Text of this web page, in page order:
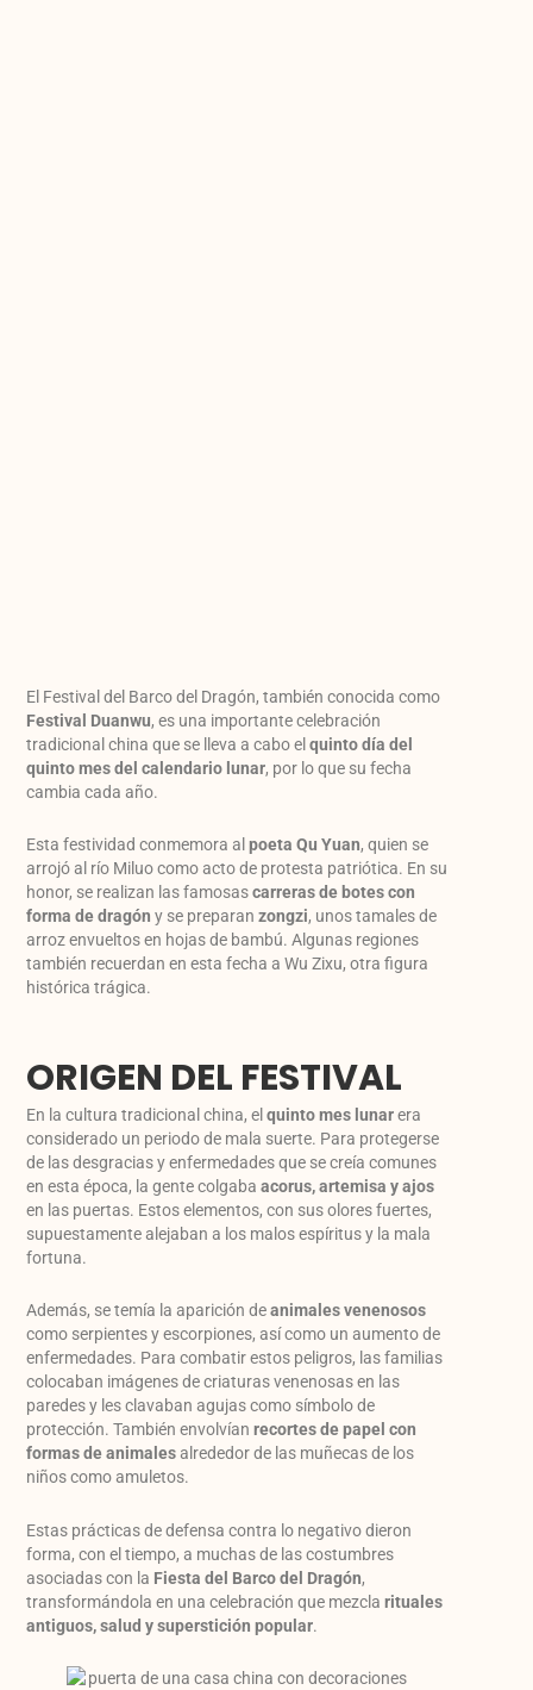
El Festival del Barco del Dragón, también conocida como
Festival Duanwu, es una importante celebración
tradicional china que se lleva a cabo elquinto día del
quinto mes del calendario lunar, por lo que su fecha
cambia cada año.
Esta festividad conmemora alpoeta Qu Yuan, quien se
arrojó al río Miluo como acto de protesta patriótica. En su
honor, se realizan las famosascarreras de botes con
forma de dragón y se preparanzongzi, unos tamales de
arroz envueltos en hojas de bambú.Algunas regiones
también recuerdan en esta fecha a Wu Zixu, otra figura
histórica trágica.
ORIGEN DEL FESTIVAL
En la cultura tradicional china, elquinto mes lunarera
considerado un periodo de mala suerte. Para protegerse
de las desgracias y enfermedades que se creía comunes
en esta época, la gente colgabaacorus, artemisa y ajos
en las puertas. Estos elementos, con sus olores fuertes,
supuestamente alejaban a los malos espíritus y la mala
fortuna.
Además, se temía la aparición deanimales venenosos
como serpientes y escorpiones, así como un aumento de
enfermedades. Para combatir estos peligros, las familias
colocaban imágenes de criaturas venenosas en las
paredes y les clavaban agujas como símbolo de
protección. También envolvíanrecortes de papel con
formas de animalesalrededor de las muñecas de los
niños como amuletos.
Estas prácticas de defensa contra lo negativo dieron
forma, con el tiempo, a muchas de las costumbres
asociadas con la Fiesta del Barco del Dragón,
transformándola en una celebración que mezclarituales
antiguos, salud y superstición popular.